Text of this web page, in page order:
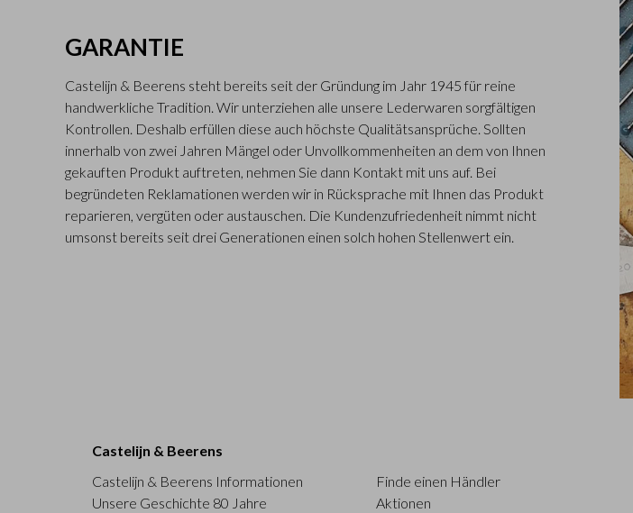
GARANTIE
Castelijn & Beerens steht bereits seit der Gründung im Jahr 1945 für reine
handwerkliche Tradition. Wir unterziehen alle unsere Lederwaren sorgfältigen
Kontrollen. Deshalb erfüllen diese auch höchste Qualitätsansprüche. Sollten
innerhalb von zwei Jahren Mängel oder Unvollkommenheiten an dem von Ihnen
gekauften Produkt auftreten, nehmen Sie dann Kontakt mit uns auf. Bei
begründeten Reklamationen werden wir in Rücksprache mit Ihnen das Produkt
reparieren, vergüten oder austauschen. Die Kundenzufriedenheit nimmt nicht
umsonst bereits seit drei Generationen einen solch hohen Stellenwert ein.
Castelijn & Beerens
Castelijn & Beerens Informationen
Unsere Geschichte 80 Jahre
Finde einen Händler
Aktionen